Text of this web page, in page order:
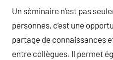
Un séminaire n’est pas
personnes, c’est une
partage de connaissances
entre collègues. Il permet